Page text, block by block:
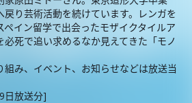
り芸術活動を続けています。レンガを
イン留学で出会ったモザイクタイルア
死で追い求めるなか見えてきた「モノ
み、イベント、お知らせなどは放送当
日放送分]